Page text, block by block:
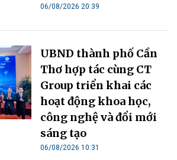
06/08/2026 20:39
UBND thành phố Cần
Thơ hợp tác cùng CT
Group triển khai các
hoạt động khoa học,
công nghệ và đổi mới
sáng tạo
06/08/2026 10:31